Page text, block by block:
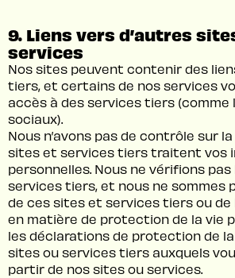
9. Liens vers d’autres
services
Nos sites peuvent contenir des
tiers, et certains de nos services
accès à des services tiers (comme
sociaux).
Nous n’avons pas de contrôle sur
sites et services tiers traitent vos
personnelles. Nous ne vérifions
services tiers, et nous ne sommes
de ces sites et services tiers ou
en matière de protection de la vie
les déclarations de protection de
sites ou services tiers auxquels
partir de nos sites ou services.